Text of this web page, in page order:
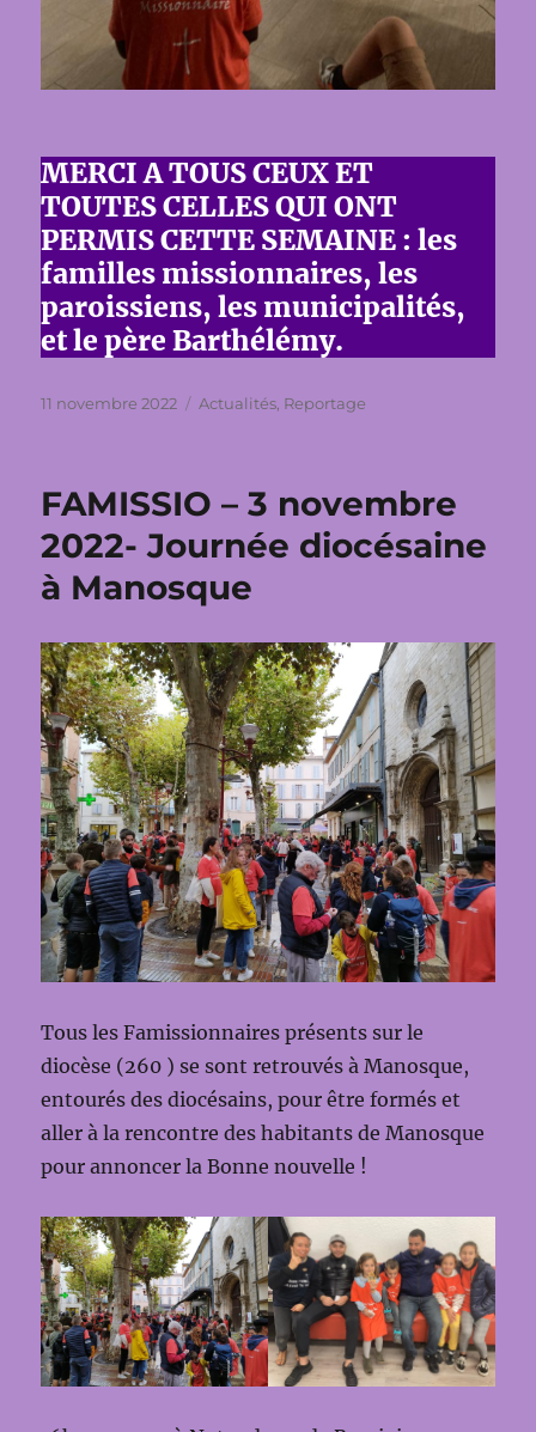
MERCI A TOUS CEUX ET
TOUTES CELLES QUI ONT
PERMIS CETTE SEMAINE : les
familles missionnaires, les
paroissiens, les municipalités,
et le père Barthélémy.
Publié
11 novembre 2022 Catégories
Actualités, Reportage
FAMISSIO – 3 novembre
2022- Journée diocésaine
à Manosque
Tous les Famissionnaires présents sur le
diocèse (260 ) se sont retrouvés à Manosque,
entourés des diocésains, pour être formés et
aller à la rencontre des habitants de Manosque
pour annoncer la Bonne nouvelle !